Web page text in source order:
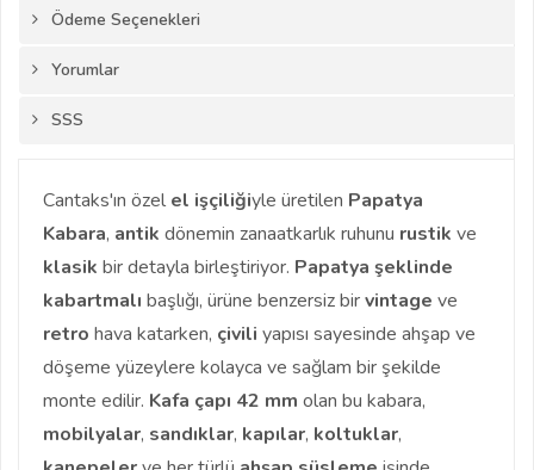
Ödeme Seçenekleri
Yorumlar
SSS
Cantaks'ın özel el işçiliğiyle üretilen Papatya
Kabara, antik dönemin zanaatkarlık ruhunu rustik ve
klasik bir detayla birleştiriyor. Papatya şeklinde
kabartmalı başlığı, ürüne benzersiz birvintage ve
retro hava katarken, çivili yapısı sayesinde ahşap ve
döşeme yüzeylere kolayca ve sağlam bir şekilde
monte edilir. Kafa çapı 42 mm olan bu kabara,
mobilyalar, sandıklar, kapılar, koltuklar,